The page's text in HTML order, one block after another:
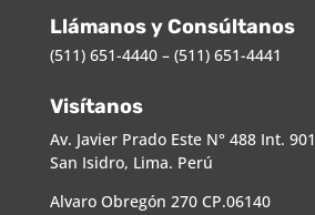
Llámanos y Consúltanos
(511) 651-4440 – (511) 651-4441
Visítanos
Av. Javier Prado Este N° 488 Int. 901
San Isidro, Lima. Perú
Alvaro Obregón 270 CP.06140